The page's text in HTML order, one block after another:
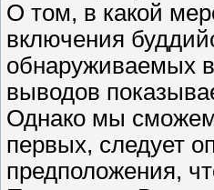
О том, в какой
включения
обнаруживаемых
выводов
Однако мы
первых, следует
предположения,